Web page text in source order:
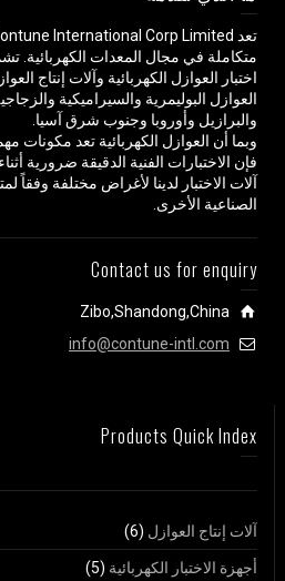
متكاملة في مجال المعدات الكهربائية.
اختبار العوازل الكهربائية وآلات إنتاج
العوازل البوليمرية والسيراميكية
والبرازيل وأوروبا وجنوب شرق آسيا.
وبما أن العوازل الكهربائية تعد مكونات
فإن الاختبارات الفنية الدقيقة ضرورية
الصناعية الأخرى.
Contact us for enquiry
Zibo,Shandong,China
info@contune-intl.com
Products Quick Index
آلات إنتاج العوازل (6)
أجهزة الاختبار الكهربائية (5)